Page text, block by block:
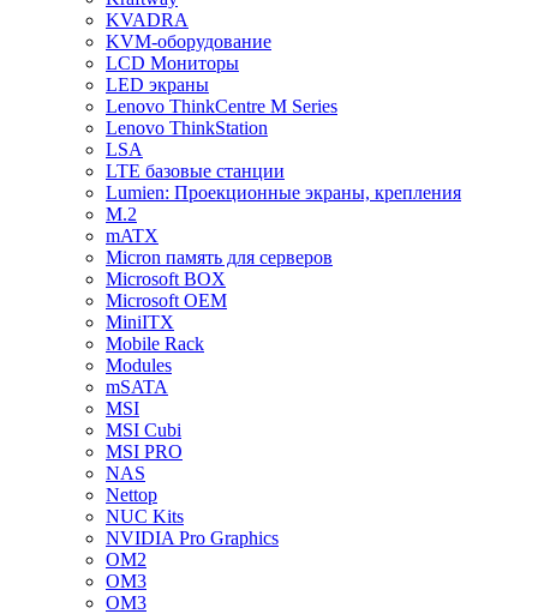
KVADRA
KVM-оборудование
LCD Мониторы
LED экраны
Lenovo ThinkCentre M Series
Lenovo ThinkStation
LSA
LTE базовые станции
Lumien: Проекционные экраны, крепления
M.2
mATX
Micron память для серверов
Microsoft BOX
Microsoft OEM
MiniITX
Mobile Rack
Modules
mSATA
MSI
MSI Cubi
MSI PRO
NAS
Nettop
NUC Kits
NVIDIA Pro Graphics
OM2
OM3
OM3